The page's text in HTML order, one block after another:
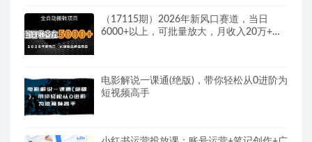
（17115期）2026年新风口赛道，当日
6000+以上，可批量放大，月收入20万+，
电影解说一课通(绝版)，带你轻松从0进阶为
短视频高手